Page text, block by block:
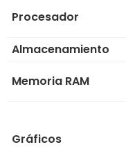
Procesador
Almacenamiento
Memoria RAM
Gráficos